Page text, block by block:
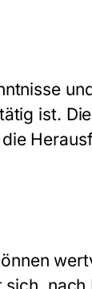
ist.